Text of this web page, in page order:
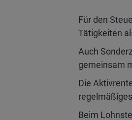
Für den
Tätigkeiten
Auch
gemeinsam
Die
Beim